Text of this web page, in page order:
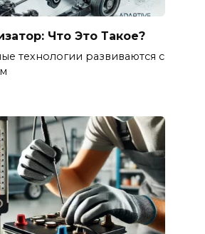
Что Это Такое?
технологии развиваются с